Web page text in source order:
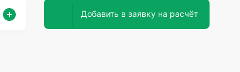
Добавить в заявку на расчёт